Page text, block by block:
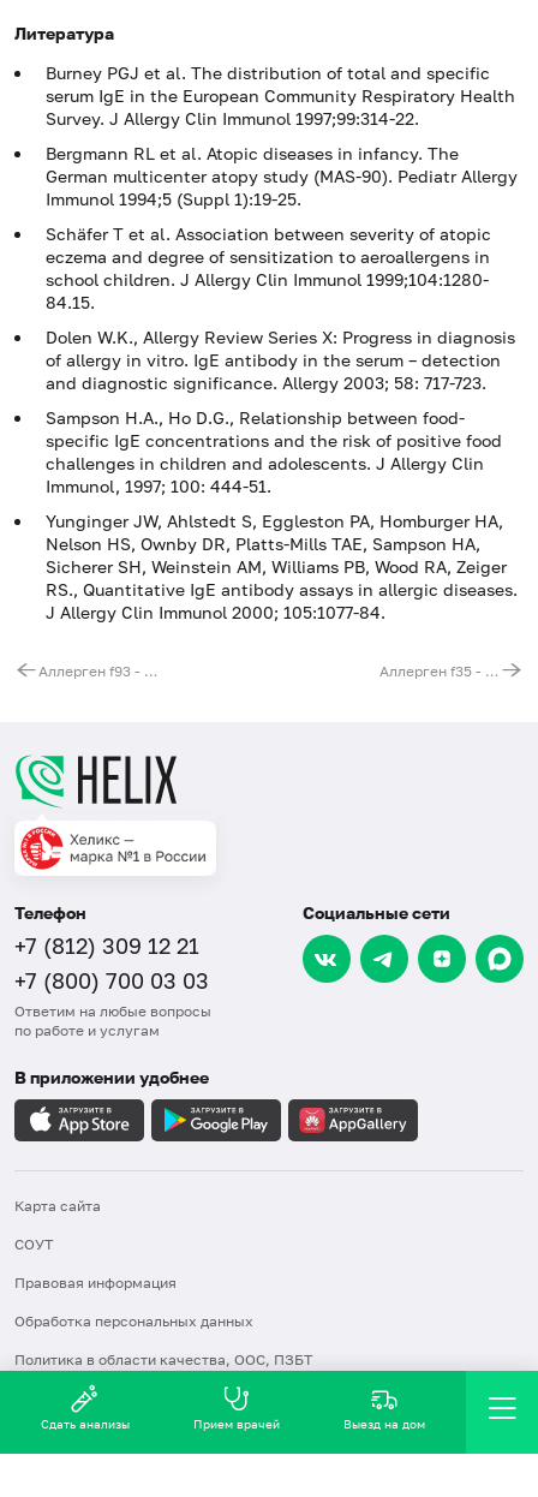
Литература
Burney PGJ et al. The distribution of total and specific
serum IgE in the European Community Respiratory Health
Survey. J Allergy Clin Immunol 1997;99:314-22.
Bergmann RL et al. Atopic diseases in infancy. The
German multicenter atopy study (MAS-90). Pediatr Allergy
Immunol 1994;5 (Suppl 1):19-25.
Schäfer T et al. Association between severity of atopic
eczema and degree of sensitization to aeroallergens in
school children. J Allergy Clin Immunol 1999;104:1280-
84.15.
Dolen W.K., Allergy Review Series X: Progress in diagnosis
of allergy in vitro. IgE antibody in the serum – detection
and diagnostic significance. Allergy 2003; 58: 717-723.
Sampson H.A., Ho D.G., Relationship between food-
specific IgE concentrations and the risk of positive food
challenges in children and adolescents. J Allergy Clin
Immunol, 1997; 100: 444-51.
Yunginger JW, Ahlstedt S, Eggleston PA, Homburger HA,
Nelson HS, Ownby DR, Platts-Mills TAE, Sampson HA,
Sicherer SH, Weinstein AM, Williams PB, Wood RA, Zeiger
RS., Quantitative IgE antibody assays in allergic diseases.
J Allergy Clin Immunol 2000; 105:1077-84.
Аллерген f93 - какао, IgE (ImmunoCAP) Аллерген f35 - картофель, IgE (ImmunoCAP)
Телефон
+7 (812) 309 12 21
+7 (800) 700 03 03
Ответим на любые вопросы
по работе и услугам
Социальные сети
В приложении удобнее
Карта сайта
СОУТ
Правовая информация
Обработка персональных данных
Политика в области качества, ООС, ПЗБТ
2016-2026 © Хеликс
Сдать анализы Прием врачей Выезд на дом